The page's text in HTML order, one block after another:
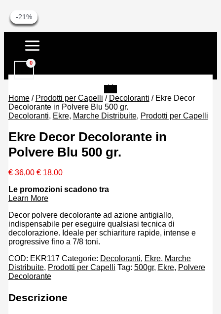
contenuto
-50%
Home/ Prodotti per Capelli / Decoloranti / Ekre Decor
Decolorante in Polvere Blu 500 gr.
Decoloranti, Ekre, Marche Distribuite, Prodotti per Capelli
Ekre Decor Decolorante in
Polvere Blu 500 gr.
€36,00 Il
originale
era:
€18,00Il
attuale
Le promozioni scadono tra
Learn More
Decor polvere decolorante ad azione antigiallo,
indispensabile per eseguire qualsiasi tecnica di
decolorazione. Ideale per schiariture rapide, intense e
progressive fino a 7/8 toni.
COD: EKR117 Categorie: Decoloranti, Ekre, Marche
Distribuite, Prodotti per Capelli Tag: 500gr, Ekre, Polvere
Decolorante
Descrizione
-30%
-30%
-30%
-30%
-21%
-21%